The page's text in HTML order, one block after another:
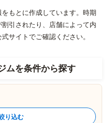
もとに作成しています。時期
引されたり、店舗によって内
サイトでご確認ください。
ムを条件から探す
り込む